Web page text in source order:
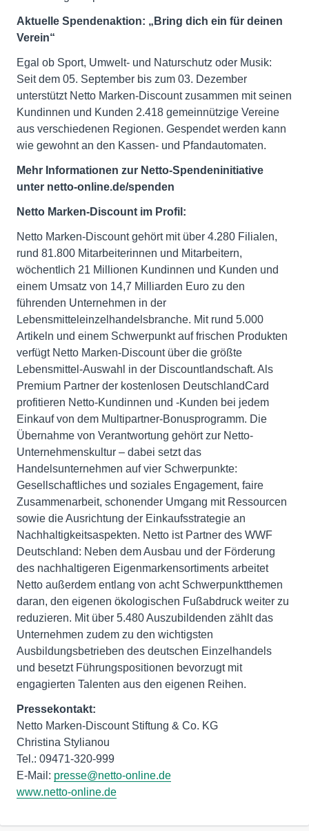
Aktuelle Spendenaktion: „Bring dich ein für deinen
Verein“
Egal ob Sport, Umwelt- und Naturschutz oder Musik:
Seit dem 05. September bis zum 03. Dezember
unterstützt Netto Marken-Discount zusammen mit seinen
Kundinnen und Kunden 2.418 gemeinnützige Vereine
aus verschiedenen Regionen. Gespendet werden kann
wie gewohnt an den Kassen- und Pfandautomaten.
Mehr Informationen zur Netto-Spendeninitiative
unter netto-online.de/spenden
Netto Marken-Discount im Profil:
Netto Marken-Discount gehört mit über 4.280 Filialen,
rund 81.800 Mitarbeiterinnen und Mitarbeitern,
wöchentlich 21 Millionen Kundinnen und Kunden und
einem Umsatz von 14,7 Milliarden Euro zu den
führenden Unternehmen in der
Lebensmitteleinzelhandelsbranche. Mit rund 5.000
Artikeln und einem Schwerpunkt auf frischen Produkten
verfügt Netto Marken-Discount über die größte
Lebensmittel-Auswahl in der Discountlandschaft. Als
Premium Partner der kostenlosen DeutschlandCard
profitieren Netto-Kundinnen und -Kunden bei jedem
Einkauf von dem Multipartner-Bonusprogramm. Die
Übernahme von Verantwortung gehört zur Netto-
Unternehmenskultur – dabei setzt das
Handelsunternehmen auf vier Schwerpunkte:
Gesellschaftliches und soziales Engagement, faire
Zusammenarbeit, schonender Umgang mit Ressourcen
sowie die Ausrichtung der Einkaufsstrategie an
Nachhaltigkeitsaspekten. Netto ist Partner des WWF
Deutschland: Neben dem Ausbau und der Förderung
des nachhaltigeren Eigenmarkensortiments arbeitet
Netto außerdem entlang von acht Schwerpunktthemen
daran, den eigenen ökologischen Fußabdruck weiter zu
reduzieren. Mit über 5.480 Auszubildenden zählt das
Unternehmen zudem zu den wichtigsten
Ausbildungsbetrieben des deutschen Einzelhandels
und besetzt Führungspositionen bevorzugt mit
engagierten Talenten aus den eigenen Reihen.
Pressekontakt:
Netto Marken-Discount Stiftung & Co. KG
Christina Stylianou
Tel.: 09471-320-999
E-Mail: presse@netto-online.de
www.netto-online.de